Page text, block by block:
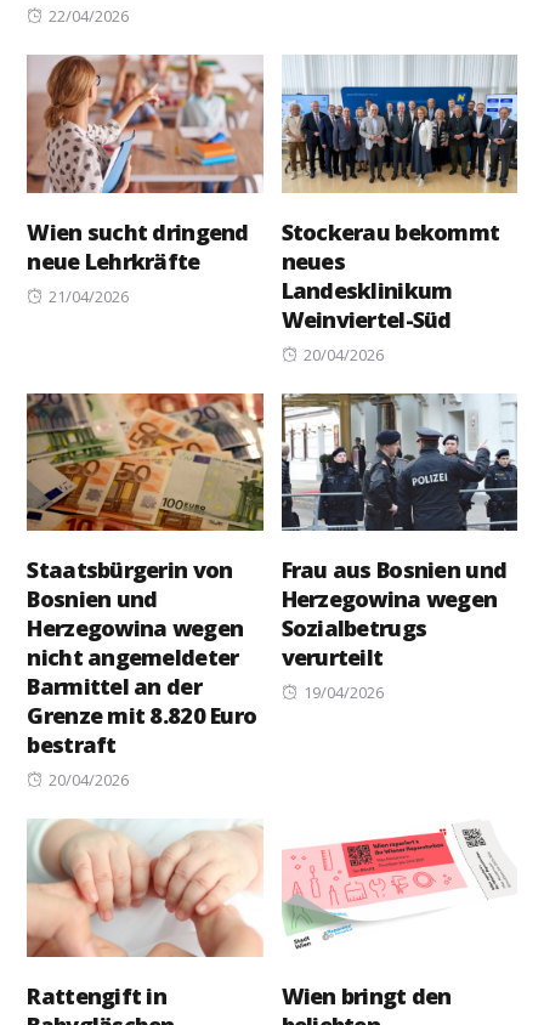
Posted
22/04/2026
Wien sucht dringend
neue Lehrkräfte
Posted
21/04/2026
Stockerau bekommt
neues
Landesklinikum
Weinviertel-Süd
Posted
20/04/2026
Staatsbürgerin von
Bosnien und
Herzegowina wegen
nicht angemeldeter
Barmittel an der
Grenze mit 8.820 Euro
bestraft
Posted
20/04/2026
Frau aus Bosnien und
Herzegowina wegen
Sozialbetrugs
verurteilt
Posted
19/04/2026
Rattengift in
Wien bringt den